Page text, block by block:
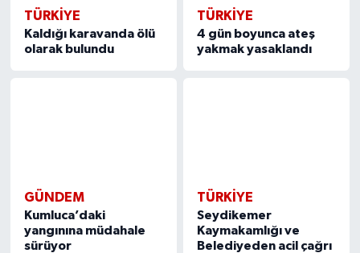
TÜRKIYE
Kaldığı karavanda ölü
olarak bulundu
TÜRKIYE
4 gün boyunca ateş
yakmak yasaklandı
GÜNDEM
Kumluca’daki
yangınına müdahale
sürüyor
TÜRKIYE
Seydikemer
Kaymakamlığı ve
Belediyeden acil çağrı